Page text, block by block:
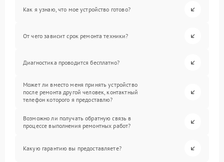
Как я узнаю, что мое устройство готово?
От чего зависит срок ремонта техники?
Диагностика проводится бесплатно?
Может ли вместо меня принять устройство
после ремонта другой человек, контактный
телефон которого я предоставлю?
Возможно ли получать обратную связь в
процессе выполнения ремонтных работ?
Какую гарантию вы предоставляете?